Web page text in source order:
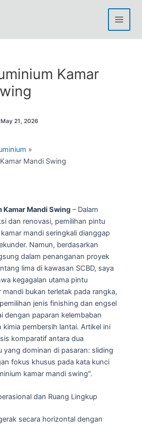
Kamar
May 21, 2026
Mandi Swing
Kamar Mandi Swing – Dalam
dan renovasi, pemilihan pintu
mandi seringkali dianggap
Namun, berdasarkan
dalam penanganan proyek
lima di kawasan SCBD, saya
kegagalan utama pintu
mandi bukan terletak pada rangka,
jenis finishing dan engsel
dengan paparan kelembaban
pembersih lantai. Artikel ini
komparatif antara dua
yang dominan di pasaran: sliding
fokus khusus pada kata kunci
kamar mandi swing".
dan Ruang Lingkup
secara horizontal dengan